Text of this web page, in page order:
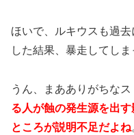
ほいで、ルキウスも過
した結果、暴走してしま
うん、まあありがちなス
る人が蝕の発生源を出
ところが説明不足だよね